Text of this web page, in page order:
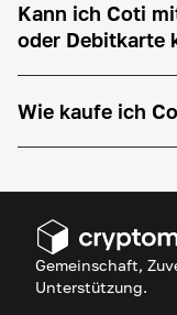
Kann ich Coti
oder Debitkarte
Wie kaufe ich
Gemeinschaft,
Unterstützung.